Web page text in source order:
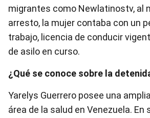
migrantes como Newlatinostv, al
arresto, la mujer contaba con un
trabajo, licencia de conducir
de asilo en curso.
¿Qué se conoce sobre la
Yarelys Guerrero posee una
área de la salud en Venezuela. En